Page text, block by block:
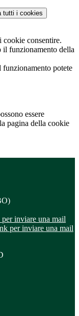
tutti i cookies
cookie consentire.
il funzionamento della
funzionamento potete
essere
pagina della cookie
inviare una mail
per inviare una mail